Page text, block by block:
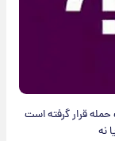
قرار گرفته است
نه